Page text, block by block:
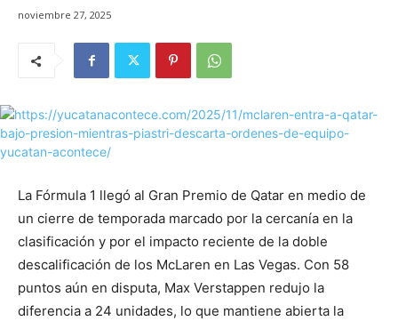
noviembre 27, 2025
La Fórmula 1 llegó al Gran Premio de Qatar en medio de
un cierre de temporada marcado por la cercanía en la
clasificación y por el impacto reciente de la doble
descalificación de los McLaren en Las Vegas. Con 58
puntos aún en disputa, Max Verstappen redujo la
diferencia a 24 unidades, lo que mantiene abierta la